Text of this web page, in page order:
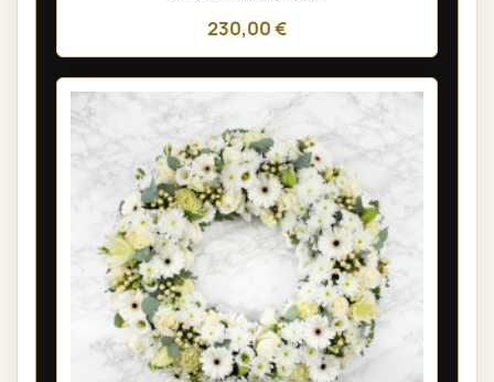
230,00 €